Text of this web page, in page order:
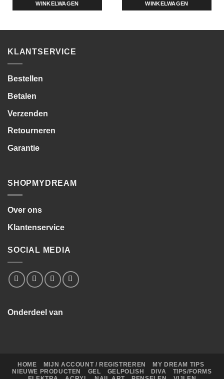
WINKELWAGEN WINKELWAGEN
KLANTSERVICE
Bestellen
Betalen
Verzenden
Retourneren
Garantie
SHOPMYDREAM
Over ons
Klantenservice
SOCIAL MEDIA
Onderdeel van
HOME MIJN ACCOUNT / REGISTREREN
MY DREAM TIPS
NIEUWE PRODUCTEN
GEL GELPOLISH DIVA
TIPS/FORMS